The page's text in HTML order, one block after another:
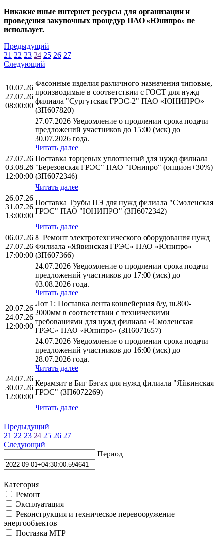
Никакие иные интернет ресурсы для организации и
проведения закупочных процедур ПАО «Юнипро» не
использует.
Предыдущий
21 22 23 24 25 26 27
Следующий
10.07.26
27.07.26
08:00:00
Фасонные изделия различного назначения типовые,
производимые в соответствии с ГОСТ для нужд
филиала "Сургутская ГРЭС-2" ПАО «ЮНИПРО»
(ЗП607820)
27.07.2026 Уведомление о продлении срока подачи
предложений участников до 15:00 (мск) до
30.07.2026 года.
Читать далее
27.07.26
03.08.26
12:00:00
Поставка торцевых уплотнений для нужд филиала
"Березовская ГРЭС" ПАО "Юнипро" (опцион+30%)
(ЗП6072346)
Читать далее
26.07.26
31.07.26
13:00:00
Поставка Трубы ПЭ для нужд филиала "Смоленская
ГРЭС" ПАО "ЮНИПРО" (ЗП6072342)
Читать далее
06.07.26
27.07.26
17:00:00
8_Ремонт электротехнического оборудования нужд
Филиала «Яйвинская ГРЭС» ПАО «Юнипро»
(ЗП607366)
24.07.2026 Уведомление о продлении срока подачи
предложений участников до 17:00 (мск) до
03.08.2026 года.
Читать далее
20.07.26
24.07.26
12:00:00
Лот 1: Поставка лента конвейерная б/у, ш.800-
2000мм в соответствии с техническими
требованиями для нужд филиала «Смоленская
ГРЭС» ПАО «Юнипро» (ЗП6071657)
24.07.2026 Уведомление о продлении срока подачи
предложений участников до 16:00 (мск) до
28.07.2026 года.
Читать далее
24.07.26
30.07.26
12:00:00
Керамзит в Биг Бэгах для нужд филиала "Яйвинская
ГРЭС" (ЗП6072269)
Читать далее
Предыдущий
21 22 23 24 25 26 27
Следующий
Период
Категория
Ремонт
Эксплуатация
Реконструкция и техническое перевооружение
энергообъектов
Поставка МТР